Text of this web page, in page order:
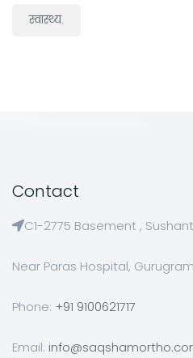
स्वास्थ्य.
Contact
C1-2775 Basement , Sushant
Near Paras Hospital,
Phone: +91 9100621717
Email: